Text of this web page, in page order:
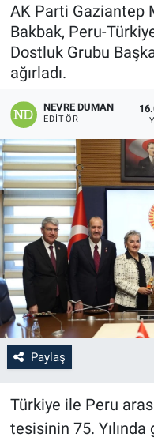
AK Parti Gaziantep
Bakbak, Peru-
Dostluk Grubu
ağırladı.
NEVRE DUMAN
EDITÖR
Paylaş
Türkiye ile Peru
tesisinin 75.